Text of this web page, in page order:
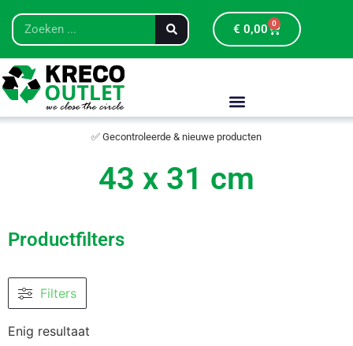
€ 0,00 0
✅ Gecontroleerde & nieuwe producten
43 x 31 cm
Productfilters
Filters
Enig resultaat